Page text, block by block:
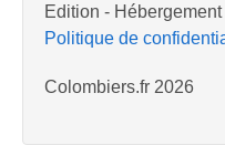
Edition - Hébergement
Politique de
Colombiers.fr 2026